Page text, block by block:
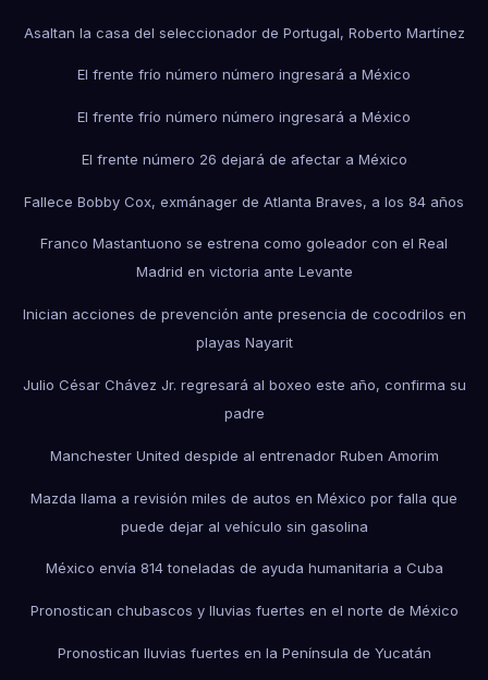
Asaltan la casa del seleccionador de Portugal, Roberto Martínez
El frente frío número número ingresará a México
El frente frío número número ingresará a México
El frente número 26 dejará de afectar a México
Fallece Bobby Cox, exmánager de Atlanta Braves, a los 84 años
Franco Mastantuono se estrena como goleador con el Real
Madrid en victoria ante Levante
Inician acciones de prevención ante presencia de cocodrilos en
playas Nayarit
Julio César Chávez Jr. regresará al boxeo este año, confirma su
padre
Manchester United despide al entrenador Ruben Amorim
Mazda llama a revisión miles de autos en México por falla que
puede dejar al vehículo sin gasolina
México envía 814 toneladas de ayuda humanitaria a Cuba
Pronostican chubascos y lluvias fuertes en el norte de México
Pronostican lluvias fuertes en la Península de Yucatán